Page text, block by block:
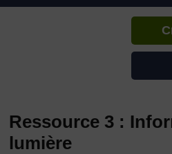
Ressource 3 :
lumière